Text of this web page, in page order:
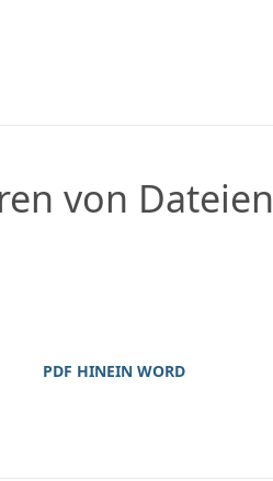
von Dateien
PDF HINEIN WORD